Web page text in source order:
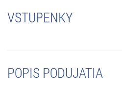
VSTUPENKY
POPIS PODUJATIA